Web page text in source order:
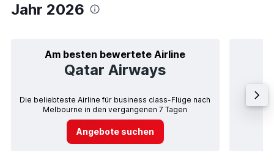
Jahr 2026
Am besten bewertete Airline
Qatar Airways
Die beliebteste Airline für business class-Flüge nach
Melbourne in den vergangenen 7 Tagen
Angebote suchen